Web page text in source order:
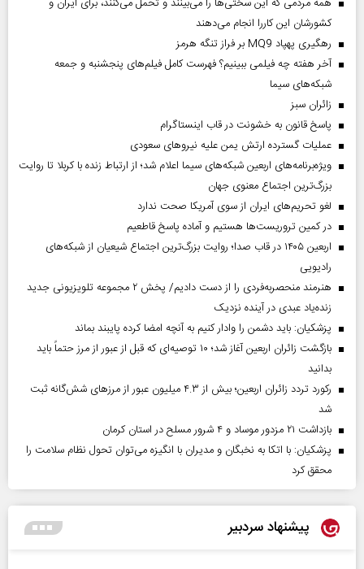
کشورشان این کاررا انجام می‌دهند
رهگیری پهپاد MQ9 بر فراز تنگه هرمز
آخر هفته چه فیلمی ببینیم؟ فهرست کامل فیلم‌های پنجشنبه و جمعه
شبکه‌های سیما
‌زائران سبز
پاسخ قانون به خشونت در قاب اینستاگرام
عملیات گسترده ارتش یمن علیه نیروهای سعودی
ویژه‌برنامه‌های اربعین شبکه‌های سیما اعلام شد؛ از ارتباط زنده با کربلا تا روایت
بزرگ‌ترین اجتماع معنوی جهان
لغو تحریم‌های ایران از سوی آمریکا صحت ندارد
در کمین تروریست‌ها هستیم و آماده پاسخ قاطعیم
اربعین ۱۴۰۵ در قاب صدا؛ روایت بزرگ‌ترین اجتماع شیعیان از شبکه‌های
رادیویی
هنرمند منحصر‌به‌فردی را از دست دادیم/ پخش ۲ مجموعه تلویزیونی جدید
زنده‌یاد عبدی در آینده نزدیک
پزشکیان: باید دشمن را وادار کنیم به آنچه امضا کرده پایبند بماند
بازگشت زائران اربعین آغاز شد؛ ۱۰ توصیه‌ای که قبل از عبور از مرز حتماً باید
بدانید
رکورد تردد زائران اربعین؛ بیش از ۴.۳ میلیون عبور از مرزهای شش‌گانه ثبت
شد
بازداشت ۲۱ مزدور موساد و ۴ شرور مسلح در استان کرمان
پزشکیان: با اتکا به نخبگان و مدیران با انگیزه می‌توان تحول نظام سلامت را
محقق کرد
پیشنهاد سردبیر